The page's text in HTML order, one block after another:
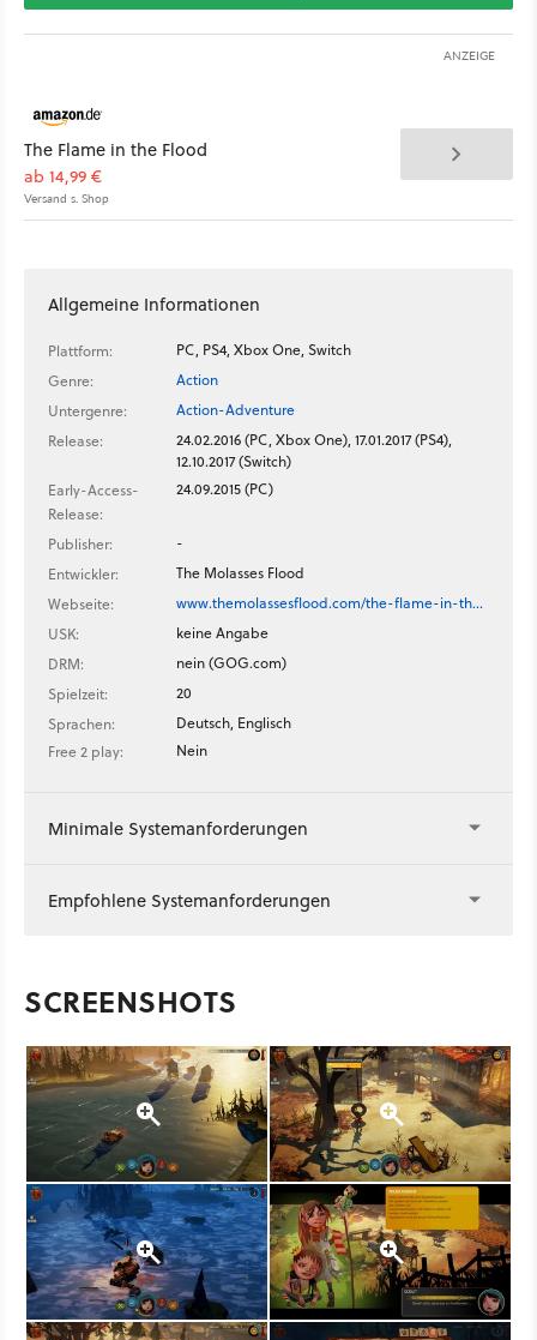
ANZEIGE
The Flame in the Flood
ab 14,99 €
Versand s. Shop
Allgemeine Informationen
Plattform:
PC, PS4, Xbox One, Switch
Genre:
Action
Untergenre:
Action-Adventure
Release:
24.02.2016 (PC, Xbox One), 17.01.2017 (PS4),
12.10.2017 (Switch)
Early-Access-
Release:
24.09.2015 (PC)
Publisher:
-
Entwickler:
The Molasses Flood
Webseite:
www.themolassesflood.com/the-flame-in-th…
USK:
keine Angabe
DRM:
nein (GOG.com)
Spielzeit:
20
Sprachen:
Deutsch, Englisch
Free 2 play:
Nein
Minimale Systemanforderungen
Empfohlene Systemanforderungen
SCREENSHOTS